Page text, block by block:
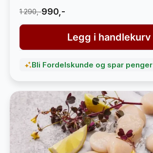
1 290,-990,-
Legg i handlekurv
Bli Fordelskunde og spar penger